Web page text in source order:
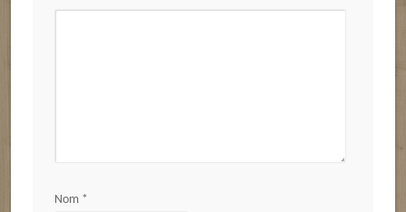
Nom *